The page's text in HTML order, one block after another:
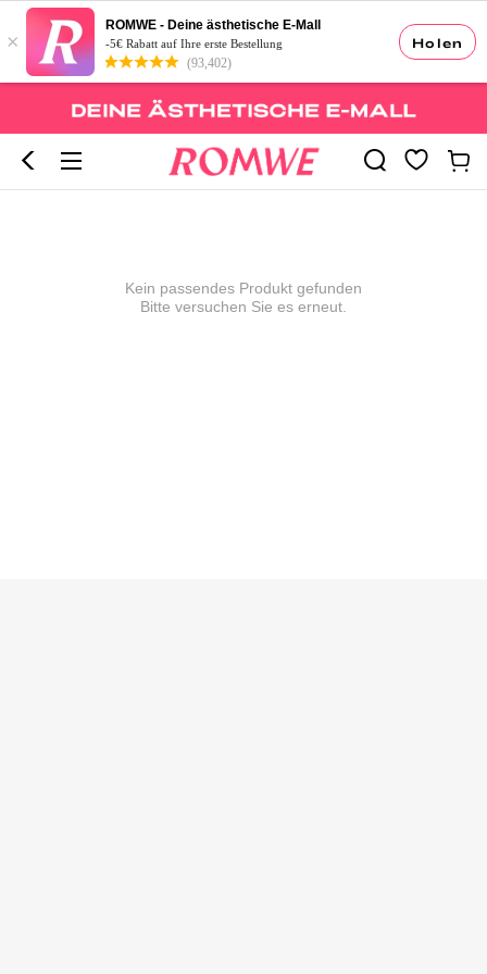
Holen
×
ROMWE - Deine ästhetische E-Mall
-5€ Rabatt auf Ihre erste Bestellung
(93,402)
Kein passendes Produkt gefunden
Bitte versuchen Sie es erneut.